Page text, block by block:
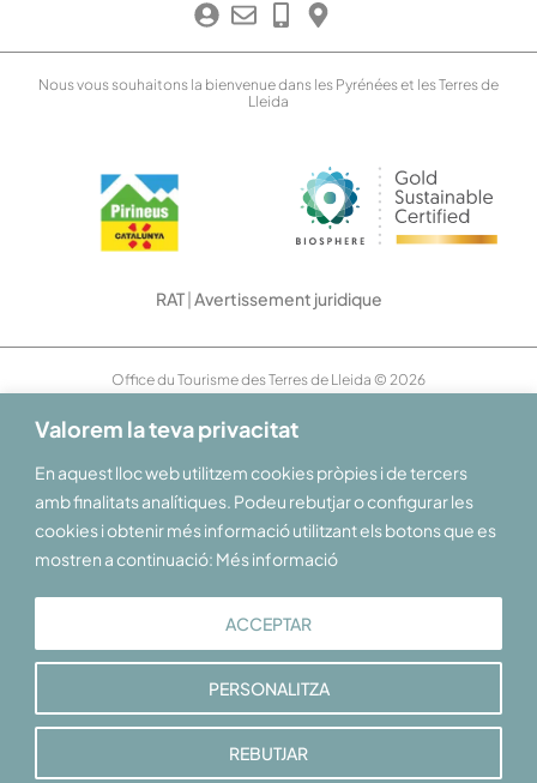
Valorem la teva privacitat
En aquest lloc web utilitzem cookies pròpies i de tercers
amb finalitats analítiques. Podeu rebutjar o configurar les
cookies i obtenir més informació utilitzant els botons que es
mostren a continuació: Més informació
PERSONALITZA
REBUTJAR
ACCEPTAR
Nous vous souhaitons la bienvenue dans les Pyrénées et les Terres de
Lleida
RAT|Avertissement juridique
Office du Tourisme des Terres de Lleida © 2026